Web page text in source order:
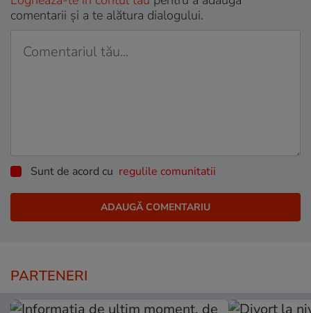
comentarii și a te alătura dialogului.
Sunt de acord cu regulile comunitatii
PARTENERI